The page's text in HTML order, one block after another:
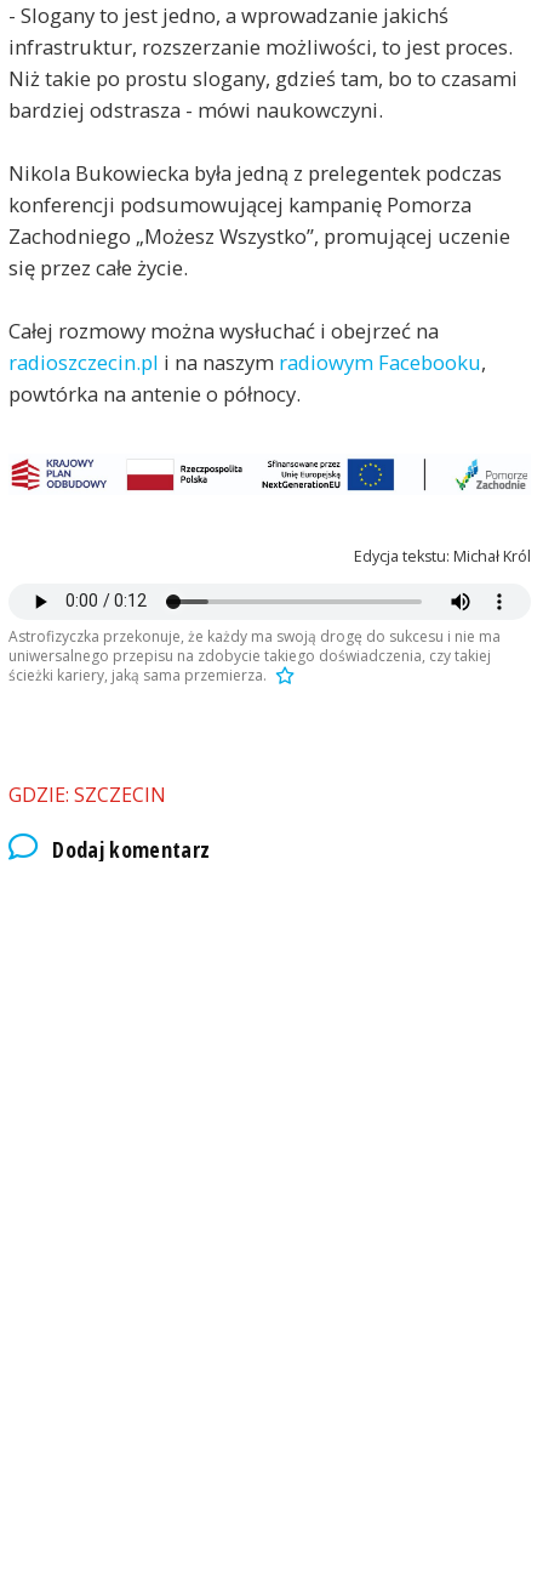
- Slogany to jest jedno, a wprowadzanie jakichś
infrastruktur, rozszerzanie możliwości, to jest proces.
Niż takie po prostu slogany, gdzieś tam, bo to czasami
bardziej odstrasza - mówi naukowczyni.
Nikola Bukowiecka była jedną z prelegentek podczas
konferencji podsumowującej kampanię Pomorza
Zachodniego „Możesz Wszystko”, promującej uczenie
się przez całe życie.
Całej rozmowy można wysłuchać i obejrzeć na
radioszczecin.pl i na naszym radiowym Facebooku,
powtórka na antenie o północy.
Edycja tekstu: Michał Król
Astrofizyczka przekonuje, że każdy ma swoją drogę do sukcesu i nie ma
uniwersalnego przepisu na zdobycie takiego doświadczenia, czy takiej
ścieżki kariery, jaką sama przemierza.
GDZIE: SZCZECIN
Dodaj komentarz